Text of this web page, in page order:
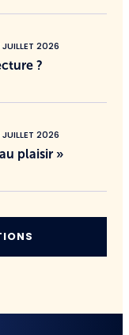
2026
?
2026
plaisir »